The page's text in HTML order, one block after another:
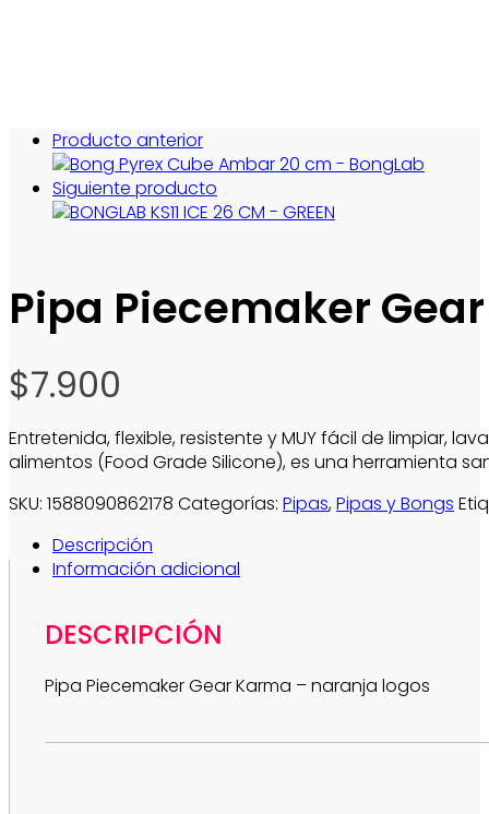
Producto anterior
Siguiente producto
Pipa Piecemaker
$7.900
Entretenida, flexible, resistente y MUY fácil de limpiar,
alimentos (Food Grade Silicone), es una herramienta
SKU: 1588090862178 Categorías: Pipas,Pipas y Bongs
Descripción
Información adicional
DESCRIPCIÓN
Pipa Piecemaker Gear Karma – naranja logos